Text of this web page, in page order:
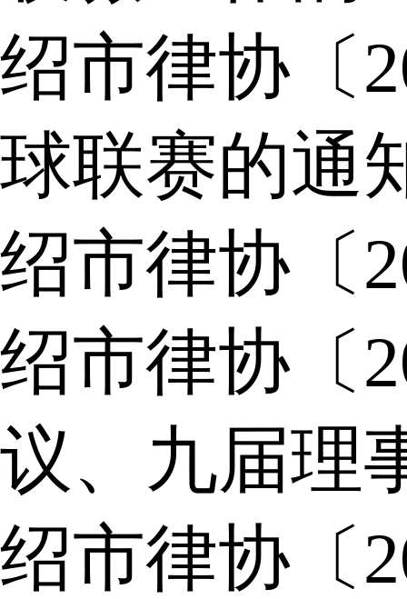
绍市律协〔
球联赛的通
绍市律协〔
绍市律协〔
议、九届理
绍市律协〔